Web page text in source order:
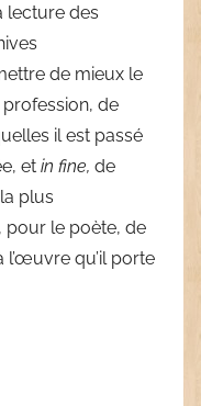
lecture des
de mieux le
profession, de
il est passé
et in fine, de
plus
pour le poète, de
qu’il porte